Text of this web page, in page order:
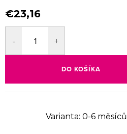
€23,16
DO KOŠÍKA
Varianta: 0-6 měsíců